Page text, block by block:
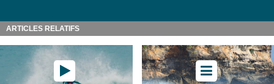
ARTICLES RELATIFS